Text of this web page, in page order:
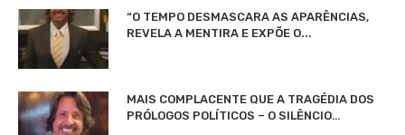
“O TEMPO DESMASCARA AS APARÊNCIAS,
REVELA A MENTIRA E EXPÕE O...
MAIS COMPLACENTE QUE A TRAGÉDIA DOS
PRÓLOGOS POLÍTICOS – O SILÊNCIO…